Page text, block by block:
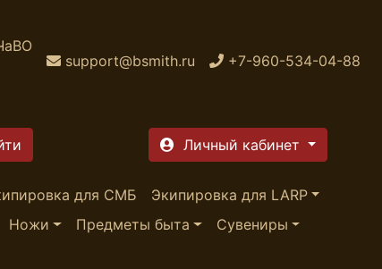
support@bsmith.ru +7-960-534-04-88
Личный кабинет
для СМБ
Экипировка для LARP
Ножи Предметы быта
Сувениры